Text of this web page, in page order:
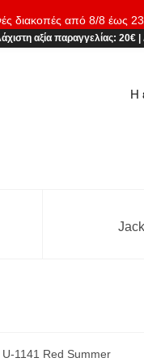
διακοπές από 8/8 έως
αξία παραγγελίας: 20€|
Η
U-1141 Red Summer